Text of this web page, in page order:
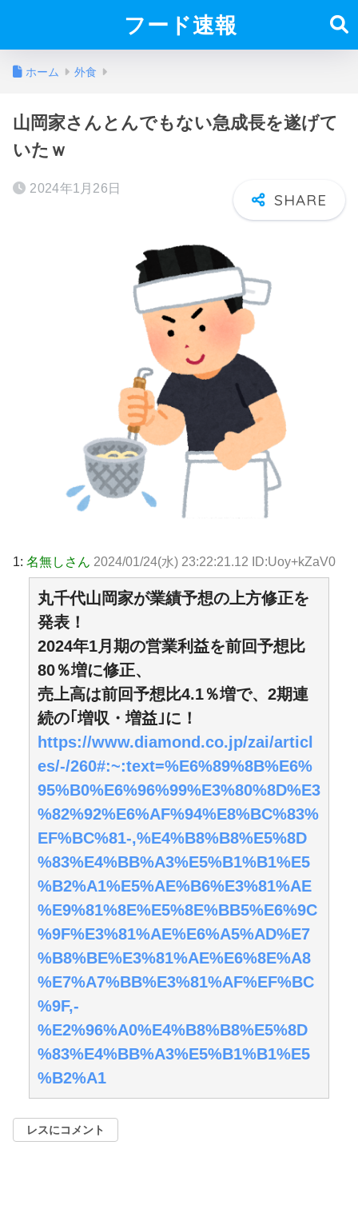
フード速報
ホーム 外食
山岡家さんとんでもない急成長を遂げて
いたｗ
2024年1月26日
1: 名無しさん 2024/01/24(水) 23:22:21.12 ID:Uoy+kZaV0
丸千代山岡家が業績予想の上方修正を
発表！
2024年1月期の営業利益を前回予想比
80％増に修正、
売上高は前回予想比4.1％増で、2期連
続の｢増収・増益｣に！
https://www.diamond.co.jp/zai/articl
es/-/260#:~:text=%E6%89%8B%E6%
95%B0%E6%96%99%E3%80%8D%E3
%82%92%E6%AF%94%E8%BC%83%
EF%BC%81-,%E4%B8%B8%E5%8D
%83%E4%BB%A3%E5%B1%B1%E5
%B2%A1%E5%AE%B6%E3%81%AE
%E9%81%8E%E5%8E%BB5%E6%9C
%9F%E3%81%AE%E6%A5%AD%E7
%B8%BE%E3%81%AE%E6%8E%A8
%E7%A7%BB%E3%81%AF%EF%BC
%9F,-
%E2%96%A0%E4%B8%B8%E5%8D
%83%E4%BB%A3%E5%B1%B1%E5
%B2%A1
レスにコメント